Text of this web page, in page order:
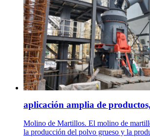
aplicación amplia de
Molino de Martillos. El molino de
la producción del polvo grueso y la